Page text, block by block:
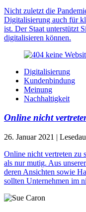
Nicht zuletzt die
Digitalisierung auch für
ist. Der Staat unterstützt
digitalisieren können.
Digitalisierung
Kundenbindung
Meinung
Nachhaltigkeit
Online nicht
26. Januar 2021 |
Online nicht vertreten zu
als nur mutig. Aus
deren Ansichten sowie
sollten Unternehmen im